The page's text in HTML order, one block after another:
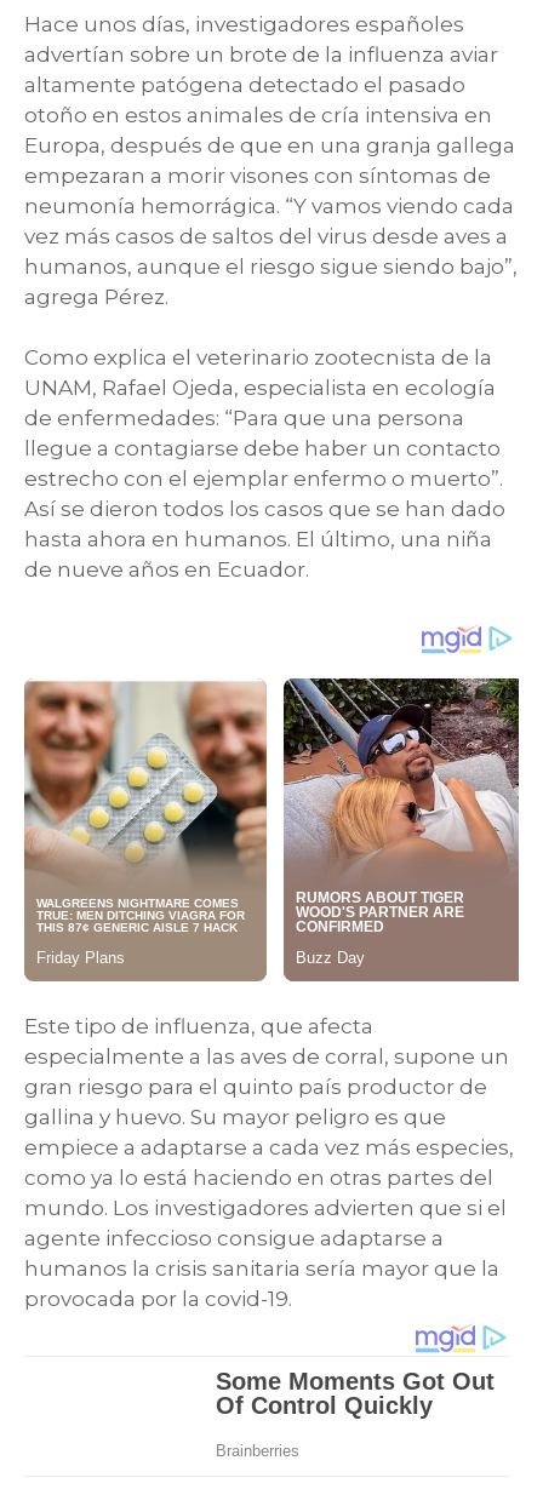
Hace unos días, investigadores españoles
advertían sobre un brote de la influenza aviar
altamente patógena detectado el pasado
otoño en estos animales de cría intensiva en
Europa, después de que en una granja gallega
empezaran a morir visones con síntomas de
neumonía hemorrágica. “Y vamos viendo cada
vez más casos de saltos del virus desde aves a
humanos, aunque el riesgo sigue siendo bajo”,
agrega Pérez.
Como explica el veterinario zootecnista de la
UNAM, Rafael Ojeda, especialista en ecología
de enfermedades: “Para que una persona
llegue a contagiarse debe haber un contacto
estrecho con el ejemplar enfermo o muerto”.
Así se dieron todos los casos que se han dado
hasta ahora en humanos. El último, una niña
de nueve años en Ecuador.
Este tipo de influenza, que afecta
especialmente a las aves de corral, supone un
gran riesgo para el quinto país productor de
gallina y huevo. Su mayor peligro es que
empiece a adaptarse a cada vez más especies,
como ya lo está haciendo en otras partes del
mundo. Los investigadores advierten que si el
agente infeccioso consigue adaptarse a
humanos la crisis sanitaria sería mayor que la
provocada por la covid-19.